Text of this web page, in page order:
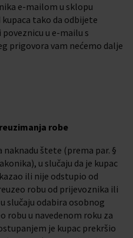
e-mailom u sklopu
tako da odbijete
u e-mailu s
prigovora vam nećemo dalje
robe
štete (prema par. §
u slučaju da je kupac
ili nije odstupio od
robu od prijevoznika ili
slučaju odabira osobnog
robu u navedenom roku za
je kupac prekršio